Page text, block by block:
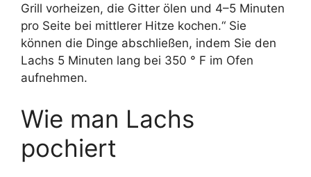
Grill vorheizen, die Gitter ölen und 4–5 Minuten
pro Seite bei mittlerer Hitze kochen.“ Sie
können die Dinge abschließen, indem Sie den
Lachs 5 Minuten lang bei 350 ° F im Ofen
aufnehmen.
Wie man Lachs
pochiert